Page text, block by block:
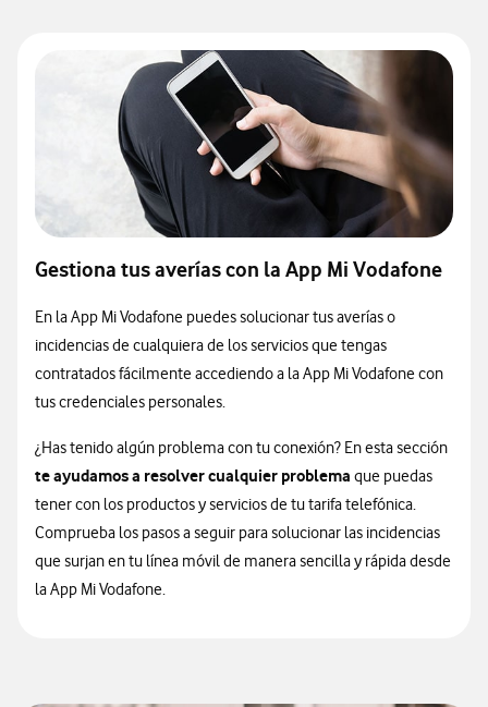
Gestiona tus averías con la App Mi Vodafone
En la App Mi Vodafone puedes solucionar tus averías o
incidencias de cualquiera de los servicios que tengas
contratados fácilmente accediendo a la App Mi Vodafone con
tus credenciales personales.
¿Has tenido algún problema con tu conexión? En esta sección
te ayudamos a resolver cualquier problema que puedas
tener con los productos y servicios de tu tarifa telefónica.
Comprueba los pasos a seguir para solucionar las incidencias
que surjan en tu línea móvil de manera sencilla y rápida desde
la App Mi Vodafone.